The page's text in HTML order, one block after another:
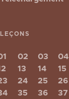
LEÇONS
02 03 04
13 14 15
24 25 26
35 36 37